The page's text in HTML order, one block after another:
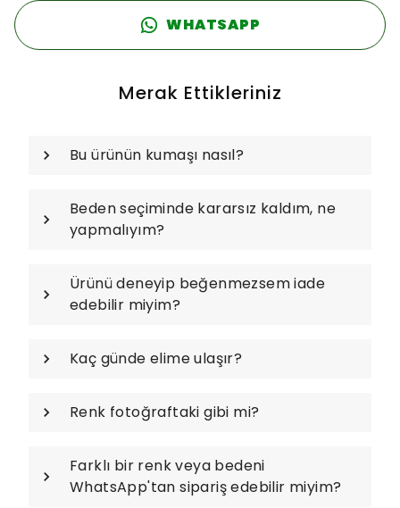
WHATSAPP
Merak Ettikleriniz
Bu ürünün kumaşı nasıl?
Beden seçiminde kararsız kaldım, ne
yapmalıyım?
Ürünü deneyip beğenmezsem iade
edebilir miyim?
Kaç günde elime ulaşır?
Renk fotoğraftaki gibi mi?
Farklı bir renk veya bedeni
WhatsApp'tan sipariş edebilir miyim?